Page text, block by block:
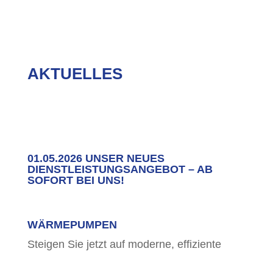
AKTUELLES
01.05.2026 UNSER NEUES
DIENSTLEISTUNGSANGEBOT – AB
SOFORT BEI UNS!
WÄRMEPUMPEN
Steigen Sie jetzt auf moderne, effiziente